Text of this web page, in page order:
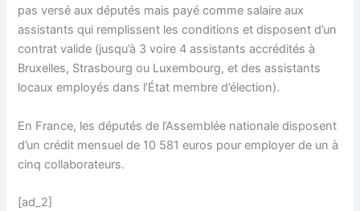
pas versé aux députés mais payé comme salaire aux
assistants qui remplissent les conditions et disposent d’un
contrat valide (jusqu’à 3 voire 4 assistants accrédités à
Bruxelles, Strasbourg ou Luxembourg, et des assistants
locaux employés dans l’État membre d’élection).
En France, les députés de l’Assemblée nationale disposent
d’un crédit mensuel de 10 581 euros pour employer de un à
cinq collaborateurs.
[ad_2]